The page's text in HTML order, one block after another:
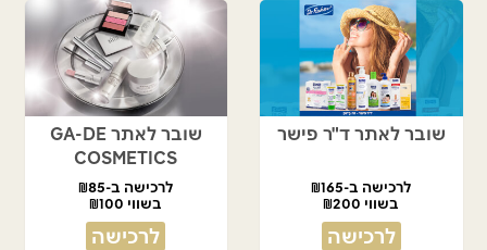
שובר לאתר ד"ר פישר
לרכישה ב-₪165
בשווי ₪200
לרכישה
שובר לאתר GA-DE
COSMETICS
לרכישה ב-₪85
בשווי ₪100
לרכישה